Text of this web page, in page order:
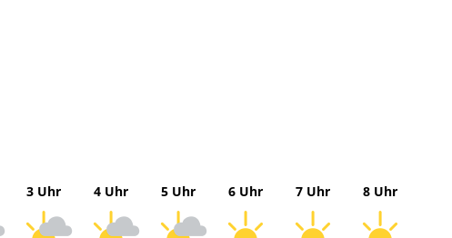
3 Uhr 4 Uhr 5 Uhr 6 Uhr 7 Uhr 8 Uhr